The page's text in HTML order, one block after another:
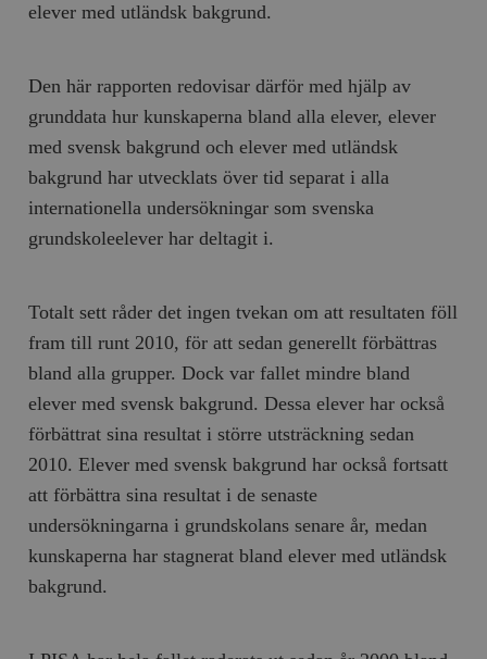
elever med utländsk bakgrund.
Den här rapporten redovisar därför med hjälp av
grunddata hur kunskaperna bland alla elever, elever
med svensk bakgrund och elever med utländsk
bakgrund har utvecklats över tid separat i alla
internationella undersökningar som svenska
grundskoleelever har deltagit i.
Totalt sett råder det ingen tvekan om att resultaten föll
fram till runt 2010, för att sedan generellt förbättras
bland alla grupper. Dock var fallet mindre bland
elever med svensk bakgrund. Dessa elever har också
förbättrat sina resultat i större utsträckning sedan
2010. Elever med svensk bakgrund har också fortsatt
att förbättra sina resultat i de senaste
undersökningarna i grundskolans senare år, medan
kunskaperna har stagnerat bland elever med utländsk
bakgrund.